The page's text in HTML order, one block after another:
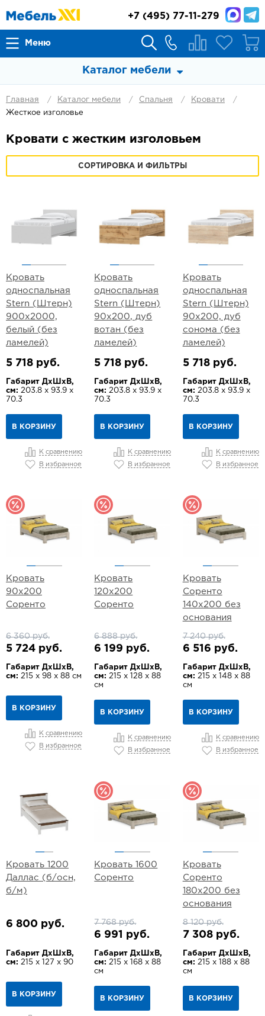
Меню
+7 (495) 77-11-279
Каталог мебели
Главная Каталог мебели Спальня
Кровати
Жесткое изголовье
Кровати с жестким изголовьем
СОРТИРОВКА И ФИЛЬТРЫ
Кровать
односпальная
Stern (Штерн)
900х2000,
белый (без
ламелей)
5 718 руб.
Габарит ДхШхВ,
см: 203.8 х 93.9 х
70.3
В КОРЗИНУ
К сравнению
В избранное
Кровать
односпальная
Stern (Штерн)
90х200, дуб
вотан (без
ламелей)
5 718 руб.
Габарит ДхШхВ,
см: 203.8 х 93.9 х
70.3
В КОРЗИНУ
К сравнению
В избранное
Кровать
односпальная
Stern (Штерн)
90х200, дуб
сонома (без
ламелей)
5 718 руб.
Габарит ДхШхВ,
см: 203.8 х 93.9 х
70.3
В КОРЗИНУ
К сравнению
В избранное
Кровать
90х200
Соренто
6 360 руб.
5 724 руб.
Габарит ДхШхВ,
см: 215 х 98 х 88 см
В КОРЗИНУ
К сравнению
В избранное
Кровать
120х200
Соренто
6 888 руб.
6 199 руб.
Габарит ДхШхВ,
см: 215 х 128 х 88
см
В КОРЗИНУ
К сравнению
В избранное
Кровать
Соренто
140х200 без
основания
7 240 руб.
6 516 руб.
Габарит ДхШхВ,
см: 215 х 148 х 88
см
В КОРЗИНУ
К сравнению
В избранное
Кровать 1200
Даллас (б/осн,
б/м)
6 800 руб.
Габарит ДхШхВ,
см: 215 х 127 х 90
В КОРЗИНУ
Кровать 1600
Соренто
7 768 руб.
6 991 руб.
Габарит ДхШхВ,
см: 215 х 168 х 88
см
В КОРЗИНУ
Кровать
Соренто
180х200 без
основания
8 120 руб.
7 308 руб.
Габарит ДхШхВ,
см: 215 х 188 х 88
см
В КОРЗИНУ